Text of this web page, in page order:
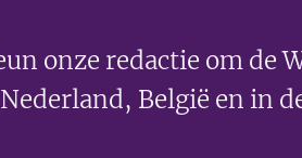
onze redactie om de
België en in